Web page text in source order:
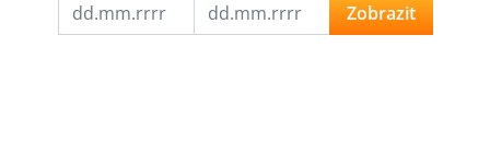
Zobrazit